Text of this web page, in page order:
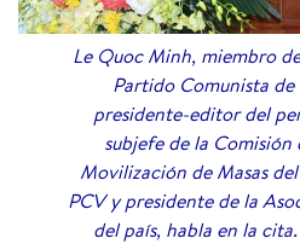
Le Quoc Minh, miembro
Partido Comunista
presidente-editor del
subjefe de la Comisión
Movilización de Masas
PCV y presidente de la
del país, habla en la